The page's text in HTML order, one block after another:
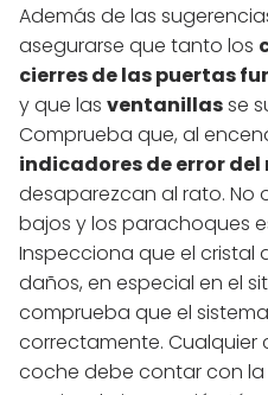
Además de las
asegurarse que tanto los
cierres de las puertas
y que las ventanillasse
Comprueba que, al
indicadores de error
desaparezcan al rato. No
bajos y los parachoques
Inspecciona que el cristal
daños, en especial en el
comprueba que el
correctamente. Cualquier
coche debe contar con